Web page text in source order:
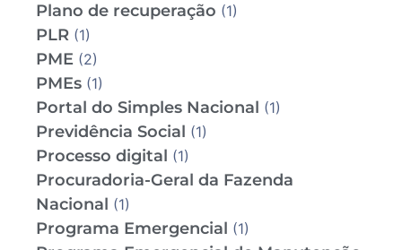
Plano de recuperação (1)
PLR (1)
PME (2)
PMEs (1)
Portal do Simples Nacional (1)
Previdência Social (1)
Processo digital (1)
Procuradoria-Geral da Fazenda
Nacional (1)
Programa Emergencial (1)